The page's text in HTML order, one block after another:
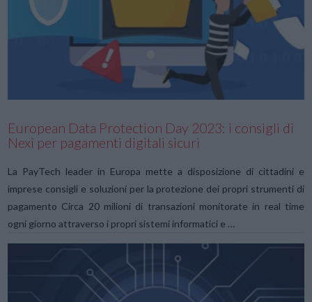
VIEW POST
European Data Protection Day 2023: i consigli di
Nexi per pagamenti digitali sicuri
La PayTech leader in Europa mette a disposizione di cittadini e
imprese consigli e soluzioni per la protezione dei propri strumenti di
pagamento Circa 20 milioni di transazioni monitorate in real time
ogni giorno attraverso i propri sistemi informatici e …